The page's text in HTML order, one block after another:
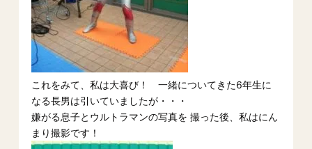
これをみて、私は大喜び！ 一緒についてきた6年生に
なる長男は引いていましたが・・・
嫌がる息子とウルトラマンの写真を 撮った後、私はにん
まり撮影です！